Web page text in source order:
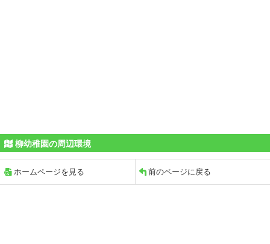
柳幼稚園の周辺環境
ホームページを見る 前のページに戻る